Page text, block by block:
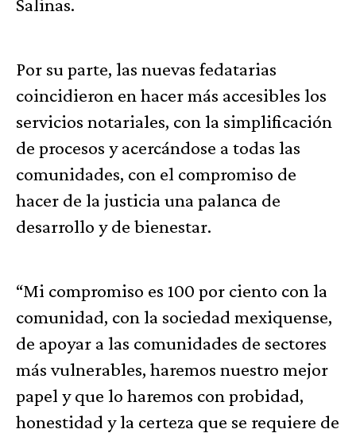
Salinas.
Por su parte, las nuevas fedatarias
coincidieron en hacer más accesibles los
servicios notariales, con la simplificación
de procesos y acercándose a todas las
comunidades, con el compromiso de
hacer de la justicia una palanca de
desarrollo y de bienestar.
“Mi compromiso es 100 por ciento con la
comunidad, con la sociedad mexiquense,
de apoyar a las comunidades de sectores
más vulnerables, haremos nuestro mejor
papel y que lo haremos con probidad,
honestidad y la certeza que se requiere de